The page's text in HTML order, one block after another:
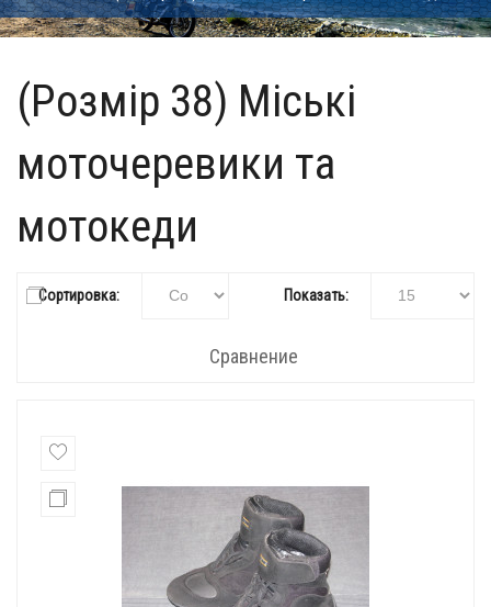
(Розмір 38) Міські
моточеревики та
мотокеди
Сортировка: Показать:
Сравнение